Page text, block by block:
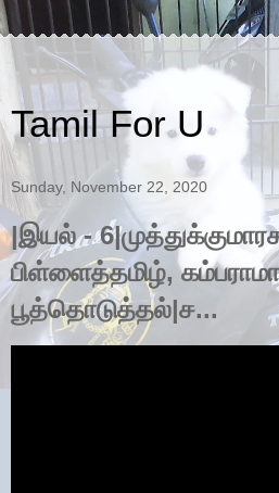
Tamil For U
Sunday, November 22, 2020
|இயல் -
பிள்ளைத்தமிழ்,
பூத்தொடுத்தல்|ச...